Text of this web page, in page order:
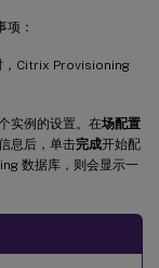
：
，Citrix Provisioning
实例的设置。在场配置
息后，单击完成开始配
数据库，则会显示一